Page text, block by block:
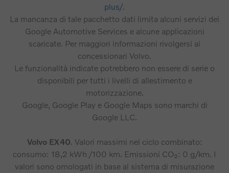
plus/.
La mancanza di tale pacchetto dati limita alcuni servizi dei
Google Automotive Services e alcune applicazioni
scaricate. Per maggiori informazioni rivolgersi ai
concessionari Volvo.
Le funzionalità indicate potrebbero non essere di serie o
disponibili per tutti i livelli di allestimento e
motorizzazione.
Google, Google Play e Google Maps sono marchi di
Google LLC.
Volvo EX40. Valori massimi nel ciclo combinato:
consumo: 18,2 kWh /100 km. Emissioni CO₂: 0 g/km. I
valori sono omologati in base al sistema di misurazione